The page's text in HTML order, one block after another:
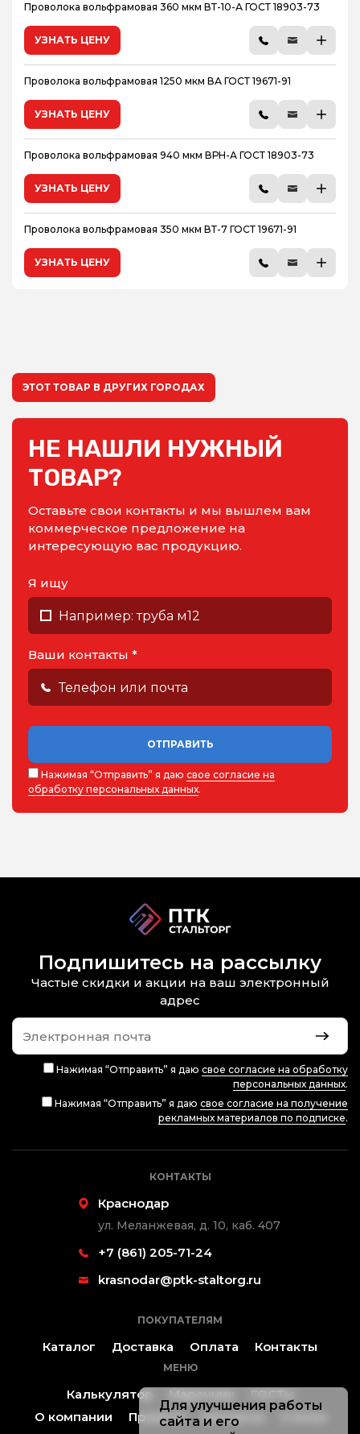
Проволока вольфрамовая 360 мкм ВТ-10-А ГОСТ 18903-73
УЗНАТЬ ЦЕНУ
Проволока вольфрамовая 1250 мкм ВА ГОСТ 19671-91
УЗНАТЬ ЦЕНУ
Проволока вольфрамовая 940 мкм ВРН-А ГОСТ 18903-73
УЗНАТЬ ЦЕНУ
Проволока вольфрамовая 350 мкм ВТ-7 ГОСТ 19671-91
УЗНАТЬ ЦЕНУ
ЭТОТ ТОВАР В ДРУГИХ ГОРОДАХ
НЕ НАШЛИ НУЖНЫЙ
ТОВАР?
Оставьте свои контакты и мы вышлем вам
коммерческое предложение на
интересующую вас продукцию.
Я ищу
Ваши контакты *
ОТПРАВИТЬ
Нажимая “Отправить” я даю свое согласие на
обработку персональных данных.
Подпишитесь на рассылку
Частые скидки и акции на ваш электронный
адрес
Нажимая “Отправить” я даю свое согласие на обработку
персональных данных.
Нажимая “Отправить” я даю свое согласие на получение
рекламных материалов по подписке.
КОНТАКТЫ
Краснодар
ул. Меланжевая, д. 10, каб. 407
+7 (861) 205-71-24
krasnodar@ptk-staltorg.ru
ПОКУПАТЕЛЯМ
Каталог Доставка Оплата Контакты
МЕНЮ
Калькулятор Марочник
ГОСТы
О компании
Проекты Контакты
Для улучшения работы
сайта и его